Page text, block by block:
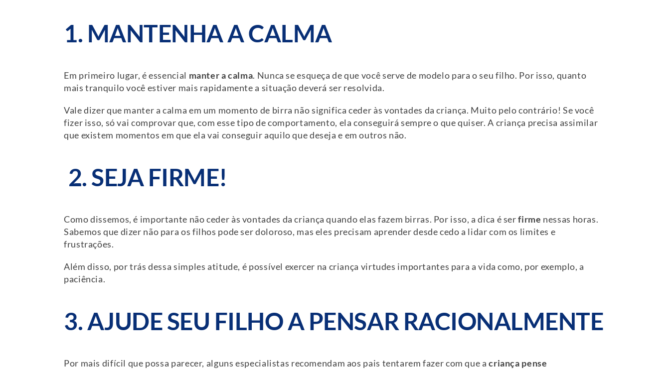
1. MANTENHA A CALMA
Em primeiro lugar, é essencial manter a calma. Nunca se esqueça de que você serve de modelo para o seu filho. Por isso, quanto
mais tranquilo você estiver mais rapidamente a situação deverá ser resolvida.
Vale dizer que manter a calma em um momento de birra não significa ceder às vontades da criança. Muito pelo contrário! Se você
fizer isso, só vai comprovar que, com esse tipo de comportamento, ela conseguirá sempre o que quiser. A criança precisa assimilar
que existem momentos em que ela vai conseguir aquilo que deseja e em outros não.
2.SEJA FIRME!
Como dissemos, é importante não ceder às vontades da criança quando elas fazem birras. Por isso, a dica é serfirme nessas horas.
Sabemos que dizer não para os filhos pode ser doloroso, mas eles precisam aprender desde cedo a lidar com os limites e
frustrações.
Além disso, por trás dessa simples atitude, é possível exercer na criança virtudes importantes para a vida como, por exemplo, a
paciência.
3. AJUDE SEU FILHO A PENSAR RACIONALMENTE
Por mais difícil que possa parecer, alguns especialistas recomendam aos pais tentarem fazer com que acriança pense